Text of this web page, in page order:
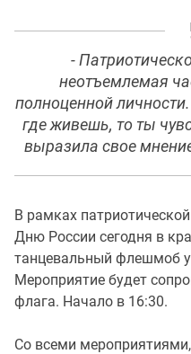
-
неотъемлемая
полноценной
где живешь, то ты
выразила свое
В рамках
Дню России сегодня в
танцевальный флешмоб
Мероприятие будет
флага. Начало в 16:30.
Со всеми